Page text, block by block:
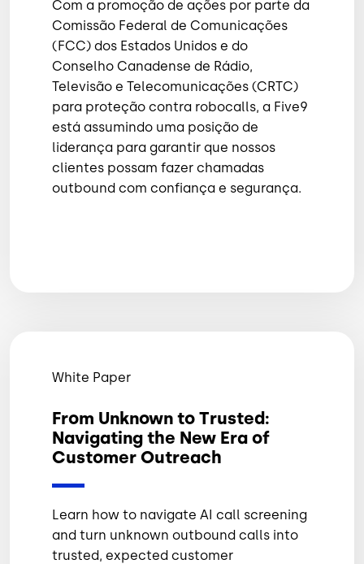
Com a promoção de ações por parte da
Comissão Federal de Comunicações
(FCC) dos Estados Unidos e do
Conselho Canadense de Rádio,
Televisão e Telecomunicações (CRTC)
para proteção contra robocalls, a Five9
está assumindo uma posição de
liderança para garantir que nossos
clientes possam fazer chamadas
outbound com confiança e segurança.
White Paper
From Unknown to Trusted:
Navigating the New Era of
Customer Outreach
Learn how to navigate AI call screening
and turn unknown outbound calls into
trusted, expected customer